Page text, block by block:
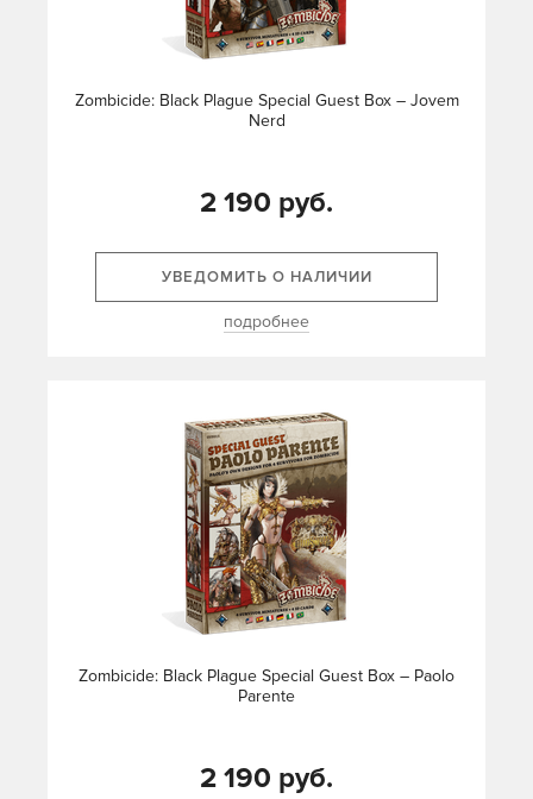
Zombicide: Black Plague Special Guest Box – Jovem
Nerd
2 190 руб.
УВЕДОМИТЬ О НАЛИЧИИ
подробнее
Zombicide: Black Plague Special Guest Box – Paolo
Parente
2 190 руб.